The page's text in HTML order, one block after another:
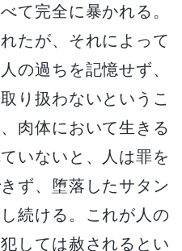
て完全に暴かれる。
たが、それによって
の過ちを記憶せず、
り扱わないというこ
肉体において生きる
いないと、人は罪を
ず、堕落したサタン
続ける。これが人の
しては赦されるとい